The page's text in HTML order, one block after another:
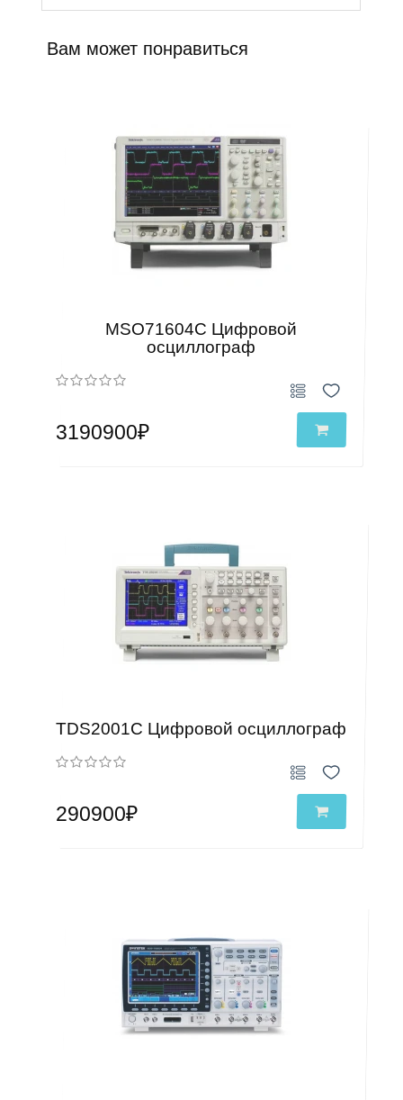
Вам может понравиться
MSO71604C Цифровой
осциллограф
3190900₽
TDS2001C Цифровой осциллограф
290900₽